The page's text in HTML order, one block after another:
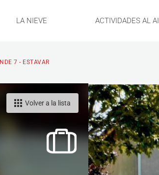
LA NIEVE ACTIVIDADES AL
7 - ESTAVAR
Volver a la lista